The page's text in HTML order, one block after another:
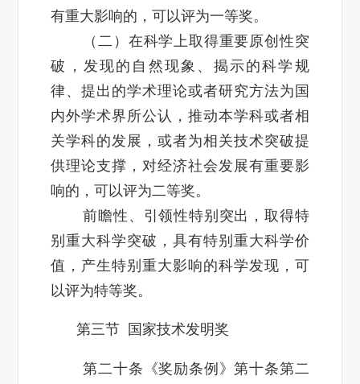
有重大影响的，可以评为一等奖。
（二）在科学上取得重要原创性突
破，发现的自然现象、揭示的科学规
律、提出的学术理论或者研究方法为国
内外学术界所公认，推动本学科或者相
关学科的发展，或者为相关技术突破提
供理论支撑，对经济社会发展有重要影
响的，可以评为二等奖。
前瞻性、引领性特别突出，取得特
别重大科学突破，具有特别重大科学价
值，产生特别重大影响的科学发现，可
以评为特等奖。
第三节 国家技术发明奖
第二十条《奖励条例》第十条第二